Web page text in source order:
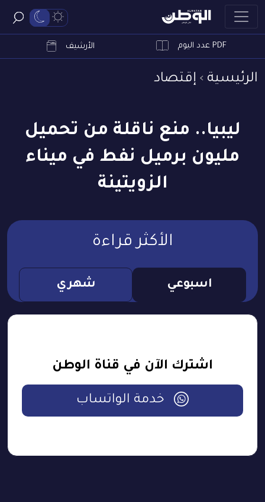
PDF عدد اليوم الأرشيف
الرئيسية إقتصاد
ليبيا.. منع ناقلة من تحميل
مليون برميل نفط في ميناء
الزويتينة
الأكثر قراءة
اسبوعي شهري
اشترك الآن في قناة الوطن
خدمة الواتساب